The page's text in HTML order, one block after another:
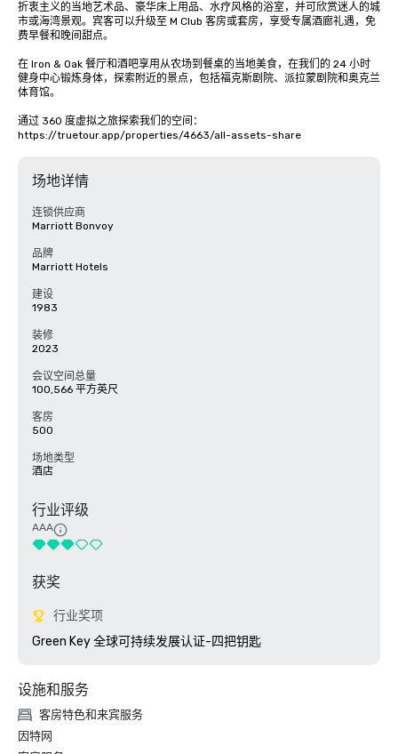
折衷主义的当地艺术品、豪华床上用品、水疗风格的浴室，并可欣赏迷人的城
市或海湾景观。宾客可以升级至 M Club 客房或套房，享受专属酒廊礼遇，免
费早餐和晚间甜点。
在 Iron & Oak 餐厅和酒吧享用从农场到餐桌的当地美食，在我们的 24 小时
健身中心锻炼身体，探索附近的景点，包括福克斯剧院、派拉蒙剧院和奥克兰
体育馆。
通过 360 度虚拟之旅探索我们的空间：
https://truetour.app/properties/4663/all-assets-share
场地详情
连锁供应商
Marriott Bonvoy
品牌
Marriott Hotels
建设
1983
装修
2023
会议空间总量
100,566 平方英尺
客房
500
场地类型
酒店
行业评级
AAA
获奖
行业奖项
Green Key 全球可持续发展认证-四把钥匙
设施和服务
客房特色和来宾服务
因特网